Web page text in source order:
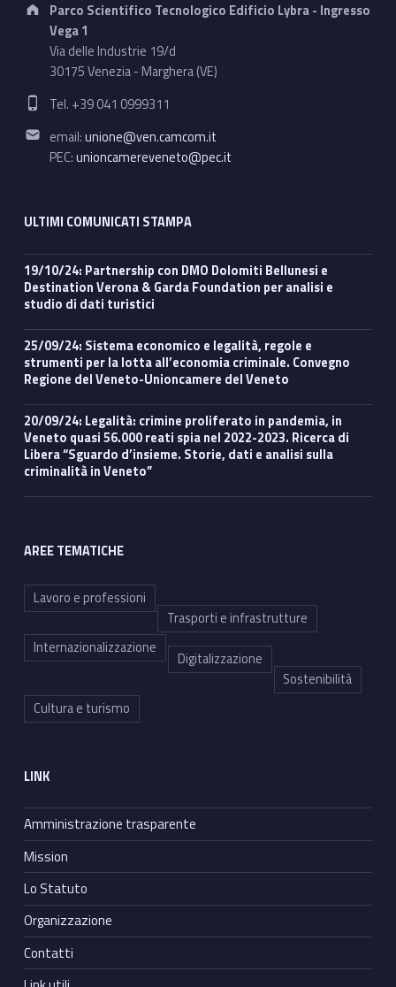
l
V
n
e
t
o
:
o
p
p
o
t
u
n
i
t
p
e
r
l
e
i
Parco Scientifico Tecnologico Edificio Lybra - Ingresso
Vega 1
Via delle Industrie 19/d
30175 Venezia - Marghera (VE)
Phone number:
Tel. +39 041 0999311
Email address:
email:unione@ven.camcom.it
PEC:unioncamereveneto@pec.it
ULTIMI COMUNICATI STAMPA
19/10/24: Partnership con DMO Dolomiti Bellunesi e
Destination Verona & Garda Foundation per analisi e
studio di dati turistici
25/09/24: Sistema economico e legalità, regole e
strumenti per la lotta all’economia criminale. Convegno
Regione del Veneto-Unioncamere del Veneto
20/09/24: Legalità: crimine proliferato in pandemia, in
Veneto quasi 56.000 reati spia nel 2022-2023. Ricerca di
Libera “Sguardo d’insieme. Storie, dati e analisi sulla
criminalità in Veneto”
AREE TEMATICHE
Lavoro e professioni
Trasporti e infrastrutture
Internazionalizzazione
Digitalizzazione
Sostenibilità
Cultura e turismo
LINK
Amministrazione trasparente
Mission
Lo Statuto
Organizzazione
Contatti